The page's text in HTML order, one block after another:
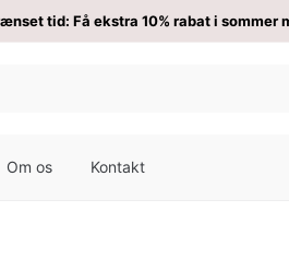
tid: Få ekstra 10% rabat i sommer
Om os Kontakt